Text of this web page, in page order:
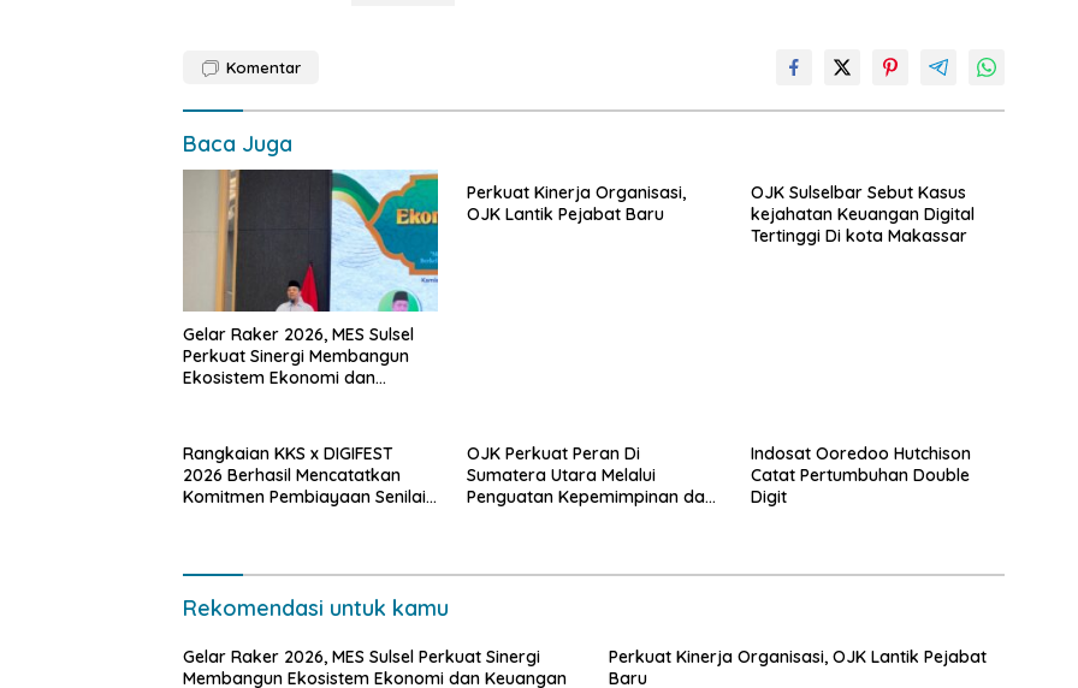
Komentar
Baca Juga
Gelar Raker 2026, MES Sulsel
Perkuat Sinergi Membangun
Ekosistem Ekonomi dan
Perkuat Kinerja Organisasi,
OJK Lantik Pejabat Baru
OJK Sulselbar Sebut Kasus
kejahatan Keuangan Digital
Tertinggi Di kota Makassar
Rangkaian KKS x DIGIFEST
2026 Berhasil Mencatatkan
Komitmen Pembiayaan Senilai
OJK Perkuat Peran Di
Sumatera Utara Melalui
Penguatan Kepemimpinan dan
Indosat Ooredoo Hutchison
Catat Pertumbuhan Double
Digit
Rekomendasi untuk kamu
Gelar Raker 2026, MES Sulsel Perkuat Sinergi
Membangun Ekosistem Ekonomi dan Keuangan
Perkuat Kinerja Organisasi, OJK Lantik Pejabat
Baru